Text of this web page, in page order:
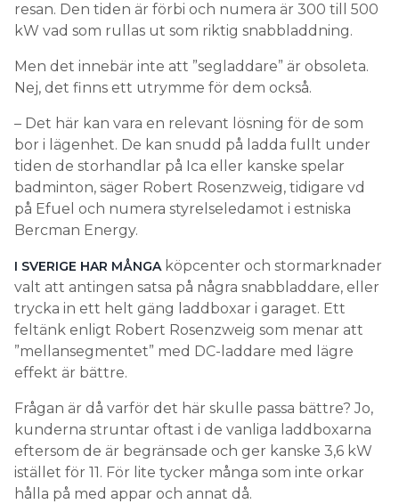
resan. Den tiden är förbi och numera är 300 till 500
kW vad som rullas ut som riktig snabbladdning.
Men det innebär inte att ”segladdare” är obsoleta.
Nej, det finns ett utrymme för dem också.
– Det här kan vara en relevant lösning för de som
bor i lägenhet. De kan snudd på ladda fullt under
tiden de storhandlar på Ica eller kanske spelar
badminton, säger Robert Rosenzweig, tidigare vd
på Efuel och numera styrelseledamot i estniska
Bercman Energy.
I SVERIGE HAR MÅNGA köpcenter och stormarknader
valt att antingen satsa på några snabbladdare, eller
trycka in ett helt gäng laddboxar i garaget. Ett
feltänk enligt Robert Rosenzweig som menar att
”mellansegmentet” med DC-laddare med lägre
effekt är bättre.
Frågan är då varför det här skulle passa bättre? Jo,
kunderna struntar oftast i de vanliga laddboxarna
eftersom de är begränsade och ger kanske 3,6 kW
istället för 11. För lite tycker många som inte orkar
hålla på med appar och annat då.